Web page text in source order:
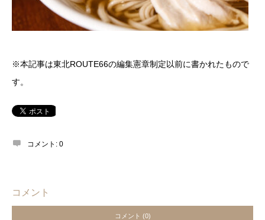
※本記事は東北ROUTE66の編集憲章制定以前に書かれたもので
す。
コメント: 0
コメント
コメント (0)